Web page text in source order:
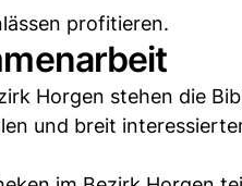
profitieren.
Horgen stehen die
und breit